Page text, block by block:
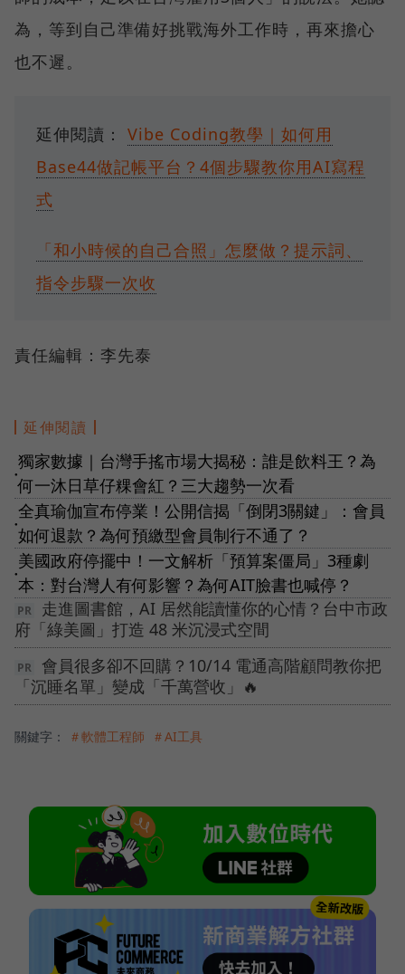
為，等到自己準備好挑戰海外工作時，再來擔心
也不遲。
延伸閱讀： Vibe Coding教學｜如何用
Base44做記帳平台？4個步驟教你用AI寫程
式
「和小時候的自己合照」怎麼做？提示詞、
指令步驟一次收
責任編輯：李先泰
延伸閱讀
●
獨家數據｜台灣手搖市場大揭秘：誰是飲料王？為
何一沐日草仔粿會紅？三大趨勢一次看
●
全真瑜伽宣布停業！公開信揭「倒閉3關鍵」：會員
如何退款？為何預繳型會員制行不通了？
●
美國政府停擺中！一文解析「預算案僵局」3種劇
本：對台灣人有何影響？為何AIT臉書也喊停？
走進圖書館，AI 居然能讀懂你的心情？台中市政
府「綠美圖」打造 48 米沉浸式空間
會員很多卻不回購？10/14 電通高階顧問教你把
「沉睡名單」變成「千萬營收」🔥
關鍵字： ＃軟體工程師 ＃AI工具